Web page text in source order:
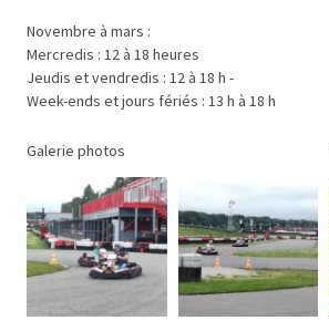
Novembre à mars :
Mercredis : 12 à 18 heures
Jeudis et vendredis : 12 à 18 h -
Week-ends et jours fériés : 13 h à 18 h
Galerie photos